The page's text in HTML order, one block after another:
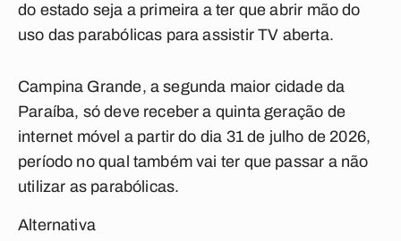
do estado seja a primeira a ter que abrir mão do
uso das parabólicas para assistir TV aberta.
Campina Grande, a segunda maior cidade da
Paraíba, só deve receber a quinta geração de
internet móvel a partir do dia 31 de julho de 2026,
período no qual também vai ter que passar a não
utilizar as parabólicas.
Alternativa